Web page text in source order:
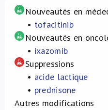
NL Nouveautés en
• tofacitinib
Nouveautés en
• ixazomib
Suppressions
• acide lactique
• prednisone
Autres modifications